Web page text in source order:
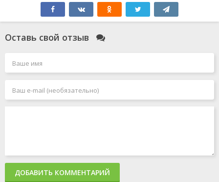
Оставь свой отзыв
ДОБАВИТЬ КОММЕНТАРИЙ